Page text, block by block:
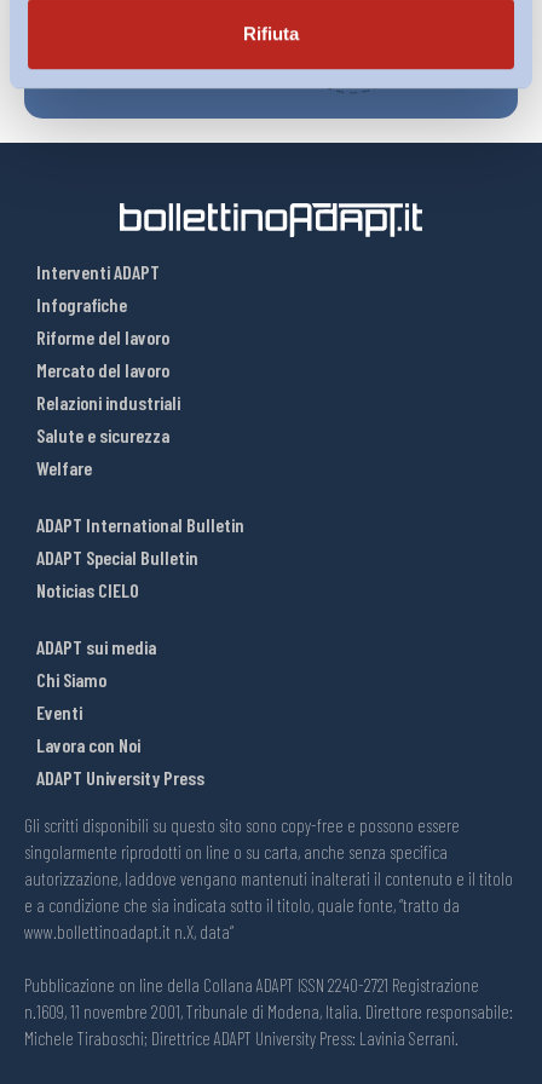
Rifiuta
Interventi ADAPT
Infografiche
Riforme del lavoro
Mercato del lavoro
Relazioni industriali
Salute e sicurezza
Welfare
ADAPT International Bulletin
ADAPT Special Bulletin
Noticias CIELO
ADAPT sui media
Chi Siamo
Eventi
Lavora con Noi
ADAPT University Press
Gli scritti disponibili su questo sito sono copy-free e possono essere
singolarmente riprodotti on line o su carta, anche senza specifica
autorizzazione, laddove vengano mantenuti inalterati il contenuto e il titolo
e a condizione che sia indicata sotto il titolo, quale fonte, “tratto da
www.bollettinoadapt.it n.X, data“
Pubblicazione on line della Collana ADAPT ISSN 2240-2721 Registrazione
n.1609, 11 novembre 2001, Tribunale di Modena, Italia. Direttore responsabile:
Michele Tiraboschi; Direttrice ADAPT University Press: Lavinia Serrani.